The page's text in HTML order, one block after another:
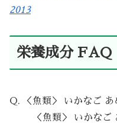
2013
栄養成分 FAQ
Q. ＜魚類＞ いかなご
＜魚類＞ いかな